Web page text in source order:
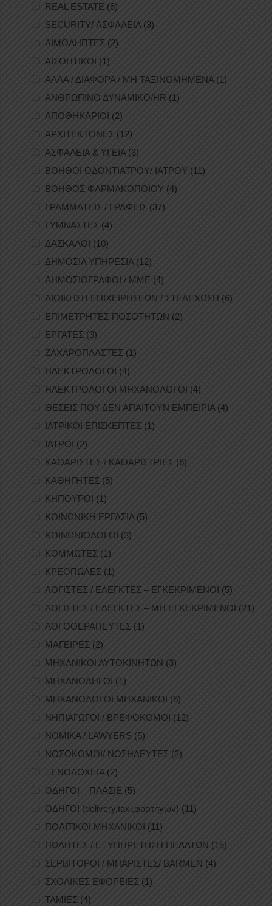
REAL ESTATE (6)
SECURITY/ ΑΣΦΑΛΕΙΑ(3)
ΑΙΜΟΛΗΠΤΕΣ (2)
ΑΙΣΘΗΤΙΚΟΙ (1)
ΑΛΛΑ / ΔΙΑΦΟΡΑ / ΜΗ ΤΑΞΙΝΟΜΗΜΕΝΑ(1)
ΑΝΘΡΩΠΙΝΟ ΔΥΝΑΜΙΚΟ/HR (1)
ΑΠΟΘΗΚΑΡΙΟΙ (2)
ΑΡΧΙΤΕΚΤΟΝΕΣ (12)
ΑΣΦΑΛΕΙΑ & ΥΓΕΙΑ (3)
ΒΟΗΘΟΙ ΟΔΟΝΤΙΑΤΡΟΥ/ ΙΑΤΡΟΥ (11)
ΒΟΗΘΟΣ ΦΑΡΜΑΚΟΠΟΙΟΥ (4)
ΓΡΑΜΜΑΤΕΙΣ / ΓΡΑΦΕΙΣ (37)
ΓΥΜΝΑΣΤΕΣ (4)
ΔΑΣΚΑΛΟΙ (10)
ΔΗΜΟΣΙΑ ΥΠΗΡΕΣΙΑ(12)
ΔΗΜΟΣΙΟΓΡΑΦΟΙ / ΜΜΕ (4)
ΔΙΟΙΚΗΣΗ ΕΠΙΧΕΙΡΗΣΕΩΝ / ΣΤΕΛΕΧΩΣΗ (6)
ΕΠΙΜΕΤΡΗΤΕΣ ΠΟΣΟΤΗΤΩΝ (2)
ΕΡΓΑΤΕΣ (3)
ΖΑΧΑΡΟΠΛΑΣΤΕΣ (1)
ΗΛΕΚΤΡΟΛΟΓΟΙ (4)
ΗΛΕΚΤΡΟΛΟΓΟΙ ΜΗΧΑΝΟΛΟΓΟΙ (4)
ΘΕΣΕΙΣ ΠΟΥ ΔΕΝ ΑΠΑΙΤΟΥΝ ΕΜΠΕΙΡΙΑ(4)
ΙΑΤΡΙΚΟΙ ΕΠΙΣΚΕΠΤΕΣ (1)
ΙΑΤΡΟΙ (2)
ΚΑΘΑΡΙΣΤΕΣ / ΚΑΘΑΡΙΣΤΡΙΕΣ (6)
ΚΑΘΗΓΗΤΕΣ (5)
ΚΗΠΟΥΡΟΙ (1)
ΚΟΙΝΩΝΙΚΗ ΕΡΓΑΣΙΑ(5)
ΚΟΙΝΩΝΙΟΛΟΓΟΙ (3)
ΚΟΜΜΩΤΕΣ (1)
ΚΡΕΟΠΩΛΕΣ (1)
ΛΟΓΙΣΤΕΣ / ΕΛΕΓΚΤΕΣ – ΕΓΚΕΚΡΙΜΕΝΟΙ (5)
ΛΟΓΙΣΤΕΣ / ΕΛΕΓΚΤΕΣ – ΜΗ ΕΓΚΕΚΡΙΜΕΝΟΙ (21)
ΛΟΓΟΘΕΡΑΠΕΥΤΕΣ (1)
ΜΑΓΕΙΡΕΣ (2)
ΜΗΧΑΝΙΚΟΙ ΑΥΤΟΚΙΝΗΤΩΝ (3)
ΜΗΧΑΝΟΔΗΓΟΙ (1)
ΜΗΧΑΝΟΛΟΓΟΙ ΜΗΧΑΝΙΚΟΙ (6)
ΝΗΠΙΑΓΩΓΟΙ / ΒΡΕΦΟΚΟΜΟΙ (12)
ΝΟΜΙΚΑ / LAWYERS (5)
ΝΟΣΟΚΟΜΟΙ/ ΝΟΣΗΛΕΥΤΕΣ (2)
ΞΕΝΟΔΟΧΕΙΑ(2)
ΟΔΗΓΟΙ – ΠΛΑΣΙΕ (5)
ΟΔΗΓΟΙ (delivery,taxi,φορτηγών) (11)
ΠΟΛΙΤΙΚΟΙ ΜΗΧΑΝΙΚΟΙ (11)
ΠΩΛΗΤΕΣ / ΕΞΥΠΗΡΕΤΗΣΗ ΠΕΛΑΤΩΝ (15)
ΣΕΡΒΙΤΟΡΟΙ / ΜΠΑΡΙΣΤΕΣ/ BARMEN (4)
ΣΧΟΛΙΚΕΣ ΕΦΟΡΕΙΕΣ (1)
ΤΑΜΙΕΣ (4)